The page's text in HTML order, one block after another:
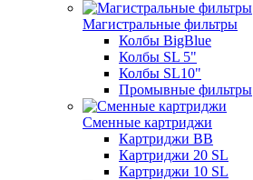
Магистральные фильтры
Колбы BigBlue
Колбы SL 5"
Колбы SL10"
Промывные фильтры
Сменные картриджи
Картриджи BB
Картриджи 20 SL
Картриджи 10 SL